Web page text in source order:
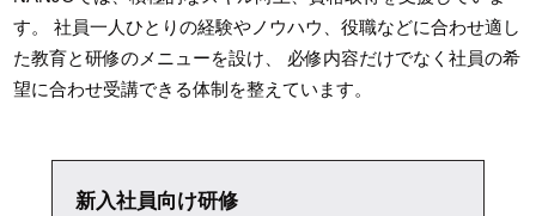
す。
社員一人ひとりの経験やノウハウ、役職などに合わせ適し
た教育と研修のメニューを設け、
必修内容だけでなく社員の希
望に合わせ受講できる体制を整えています。
新入社員向け研修